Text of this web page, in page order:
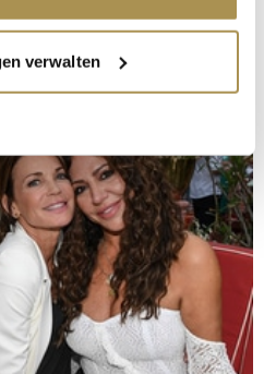
geografische Lage
einige Meter genau sein
(Fingerprinting) identifizieren
wie Ihre persönlichen Daten
Sie Ihre Präferenzen im
Inhalte und Anzeigen zu
für soziale Medien anbieten
unsere Website zu
verwalten